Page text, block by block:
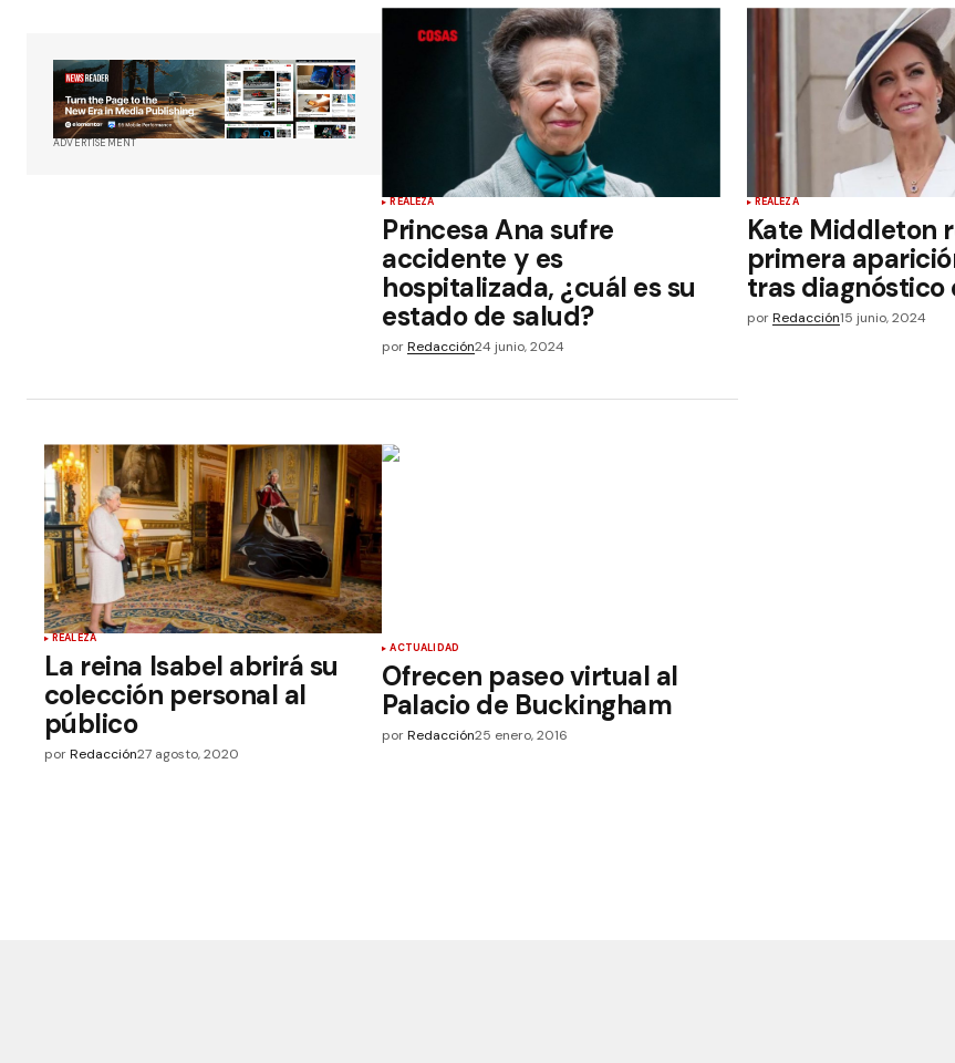
ADVERTISEMENT
REALEZA
Princesa Ana sufre
accidente y es
hospitalizada, ¿cuál es su
estado de salud?
por Redacción24 junio, 2024
REALEZA
Kate Middleton
primera
tras diagnóstico
por Redacción15 junio, 2024
REALEZA
La reina Isabel abrirá su
colección personal al
público
porRedacción27 agosto, 2020
ACTUALIDAD
Ofrecen paseo virtual al
Palacio de Buckingham
por Redacción25 enero, 2016